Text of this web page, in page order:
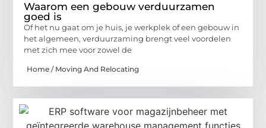
Waarom een gebouw verduurzamen
goed is
Of het nu gaat om je huis, je werkplek of een gebouw in
het algemeen, verduurzaming brengt veel voordelen
met zich mee voor zowel de
Home / Moving And Relocating